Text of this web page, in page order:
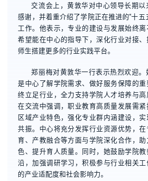
交流会上，黄敦华对中心领导长期
感谢，并着重介绍了学院正在推进的“十五
工作。他表示，专业的建设与发展始终离
希望能在中心的指导下，深化行业对接
师生搭建更多的行业实践平台。
郑丽梅对黄敦华一行表示热烈欢迎
是中心了解学院需求、做好服务保障的
终立足行业，全力支持学院人才培养与
在交流中强调，职业教育高质量发展需
区域产业特色，强化专业群内涵建设，
共振。中心将充分发挥行业资源优势，
育、产教融合等方面与学院深化合作，
色、提升育人质量。同时，她鼓励学院
沿，加强调研学习，积极参与行业相关
的产业适配度和社会影响力。